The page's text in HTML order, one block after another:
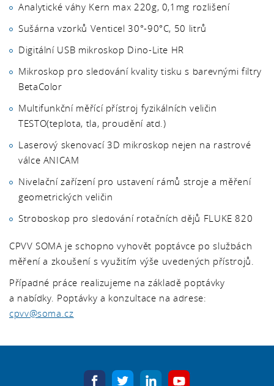
Analytické váhy Kern max 220g, 0,1mg rozlišení
Sušárna vzorků Venticel 30°-90°C, 50 litrů
Digitální USB mikroskop Dino-Lite HR
Mikroskop pro sledování kvality tisku s barevnými filtry
BetaColor
Multifunkční měřící přístroj fyzikálních veličin
TESTO(teplota, tla, proudění atd.)
Laserový skenovací 3D mikroskop nejen na rastrové
válce ANICAM
Nivelační zařízení pro ustavení rámů stroje a měření
geometrických veličin
Stroboskop pro sledování rotačních dějů FLUKE 820
CPVV SOMA je schopno vyhovět poptávce po službách
měření a zkoušení s využitím výše uvedených přístrojů.
Případné práce realizujeme na základě poptávky
a nabídky. Poptávky a konzultace na adrese:
cpvv@soma.cz
facebook twitter linkedin